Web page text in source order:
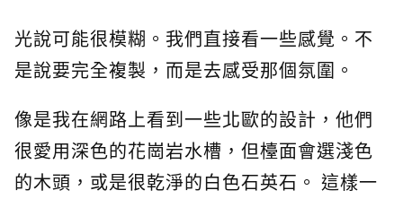
光說可能很模糊。我們直接看一些感覺。不
是說要完全複製，而是去感受那個氛圍。
像是我在網路上看到一些北歐的設計，他們
很愛用深色的花崗岩水槽，但檯面會選淺色
的木頭，或是很乾淨的白色石英石。 這樣一